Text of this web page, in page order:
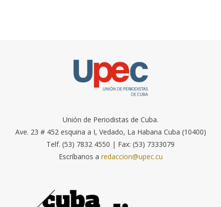
Unión de Periodistas de Cuba.
Ave. 23 # 452 esquina a I, Vedado, La Habana Cuba (10400)
Telf. (53) 7832 4550 | Fax: (53) 7333079
Escríbanos a redaccion@upec.cu